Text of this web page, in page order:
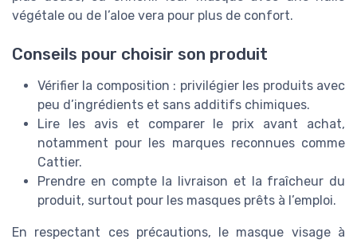
végétale ou de l’aloe vera pour plus de confort.
Conseils pour choisir son produit
Vérifier la composition : privilégier les produits avec
peu d’ingrédients et sans additifs chimiques.
Lire les avis et comparer le prix avant achat,
notamment pour les marques reconnues comme
Cattier.
Prendre en compte la livraison et la fraîcheur du
produit, surtout pour les masques prêts à l’emploi.
En respectant ces précautions, le masque visage à